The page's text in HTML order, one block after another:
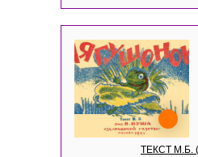
ТЕКСТ М.Б.